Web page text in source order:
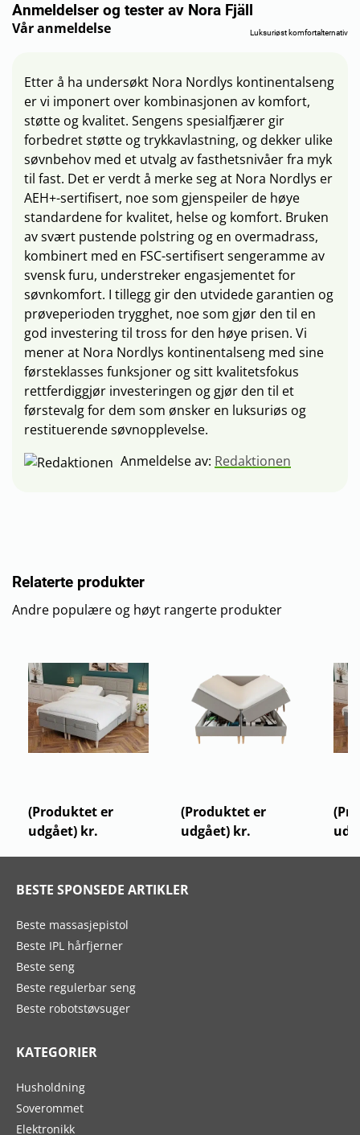
Anmeldelser og tester av Nora Fjäll
Vår anmeldelse Luksuriøst komfortalternativ
Etter å ha undersøkt Nora Nordlys kontinentalseng
er vi imponert over kombinasjonen av komfort,
støtte og kvalitet. Sengens spesialfjærer gir
forbedret støtte og trykkavlastning, og dekker ulike
søvnbehov med et utvalg av fasthetsnivåer fra myk
til fast. Det er verdt å merke seg at Nora Nordlys er
AEH+-sertifisert, noe som gjenspeiler de høye
standardene for kvalitet, helse og komfort. Bruken
av svært pustende polstring og en overmadrass,
kombinert med en FSC-sertifisert sengeramme av
svensk furu, understreker engasjementet for
søvnkomfort. I tillegg gir den utvidede garantien og
prøveperioden trygghet, noe som gjør den til en
god investering til tross for den høye prisen. Vi
mener at Nora Nordlys kontinentalseng med sine
førsteklasses funksjoner og sitt kvalitetsfokus
rettferdiggjør investeringen og gjør den til et
førstevalg for dem som ønsker en luksuriøs og
restituerende søvnopplevelse.
Anmeldelse av: Redaktionen
Relaterte produkter
Andre populære og høyt rangerte produkter
Nordlys beste-seng-stor-
test-av-senger (modified
from Nordlys)
(Produktet er
udgået) kr.
Nordlys
(Produktet er
udgået) kr.
KATEGORIER
Husholdning
Soverommet
Elektronikk
BESTE SPONSEDE ARTIKLER
Beste massasjepistol
Beste IPL hårfjerner
Beste seng
Beste regulerbar seng
Beste robotstøvsuger